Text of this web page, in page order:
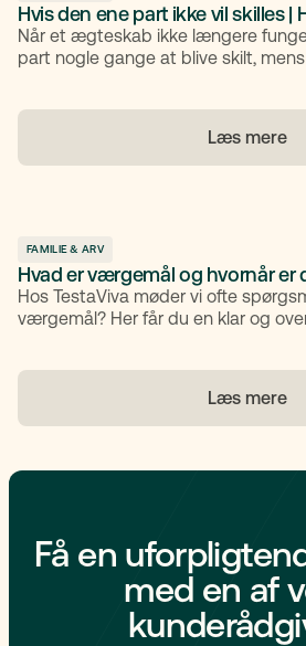
Hvis den ene part ikke vil skilles |
Når et ægteskab ikke længere
part nogle gange at blive skilt,
hvad der sker, hvis den ene part ikke
hvordan du kan håndtere
Læs mere
FAMILIE & ARV
Hvad er værgemål og hvornår er
Hos TestaViva møder vi ofte
værgemål? Her får du en klar og
Læs mere
Få en
med en af